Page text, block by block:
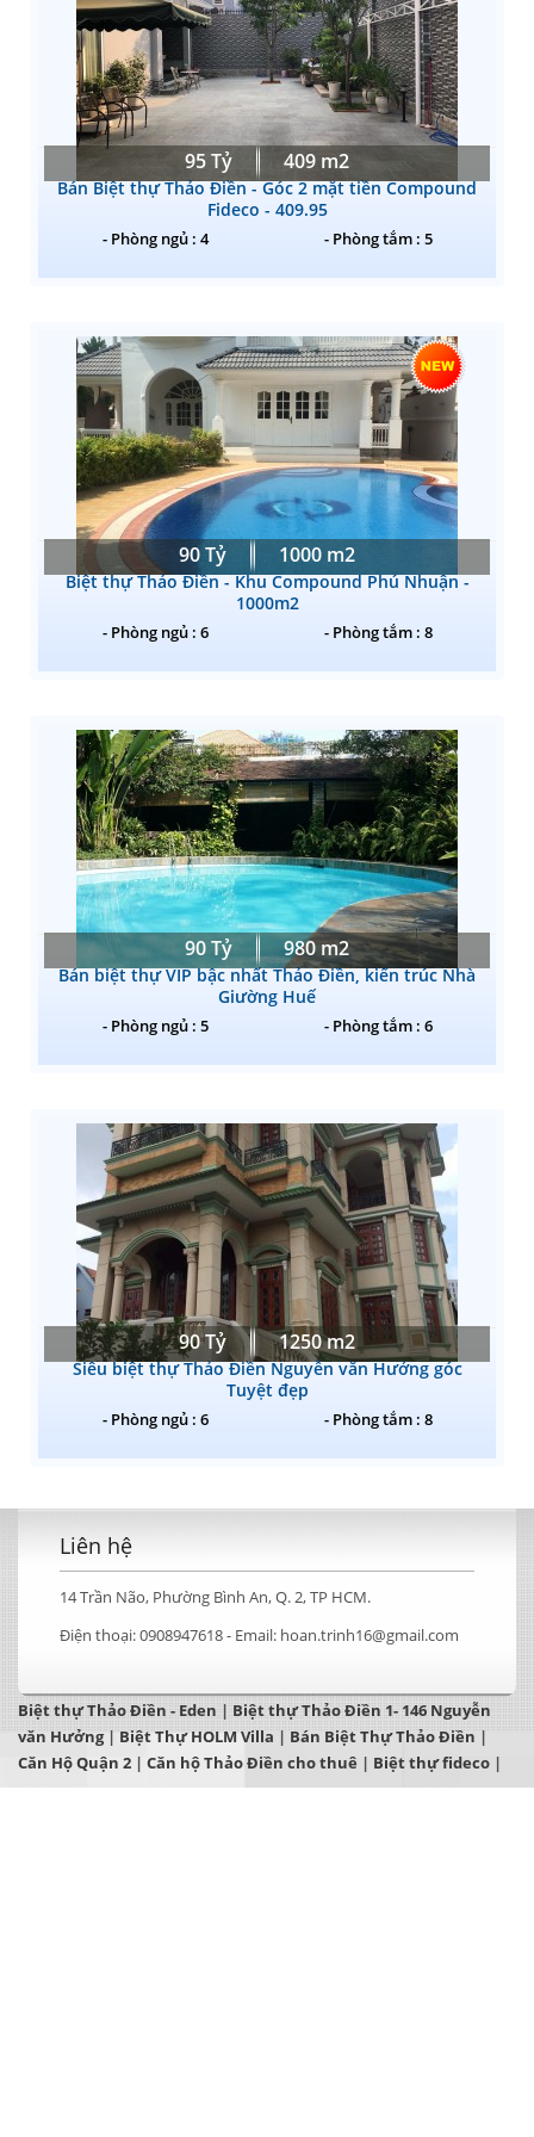
95 Tỷ 409 m2
Bán Biệt thự Thảo Điền - Góc 2 mặt tiền Compound
Fideco - 409.95
- Phòng ngủ : 4 - Phòng tắm : 5
90 Tỷ 1000 m2
Biệt thự Thảo Điền - Khu Compound Phú Nhuận -
1000m2
- Phòng ngủ : 6 - Phòng tắm : 8
90 Tỷ 980 m2
Bán biệt thự VIP bậc nhất Thảo Điền, kiến trúc Nhà
Giường Huế
- Phòng ngủ : 5 - Phòng tắm : 6
90 Tỷ 1250 m2
Siêu biệt thự Thảo Điền Nguyễn văn Hưởng góc
Tuyệt đẹp
- Phòng ngủ : 6 - Phòng tắm : 8
Liên hệ
14 Trần Não, Phường Bình An, Q. 2, TP HCM.
Điện thoại:0908947618 - Email: hoan.trinh16@gmail.com
Biệt thự Thảo Điền - Eden | Biệt thự Thảo Điền 1- 146 Nguyễn
văn Hưởng|Biệt Thự HOLM Villa|Bán Biệt Thự Thảo Điền|
Căn Hộ Quận 2 | Căn hộ Thảo Điền cho thuê | Biệt thự fideco |